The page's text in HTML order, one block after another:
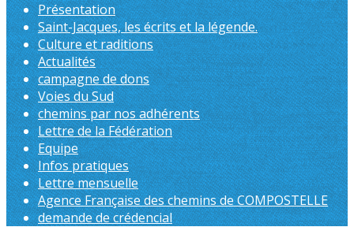
Présentation
Saint-Jacques, les écrits et la légende.
Culture et raditions
Actualités
campagne de dons
Voies du Sud
chemins par nos adhérents
Lettre de la Fédération
Equipe
Infos pratiques
Lettre mensuelle
Agence Française des chemins de COMPOSTELLE
demande de crédencial